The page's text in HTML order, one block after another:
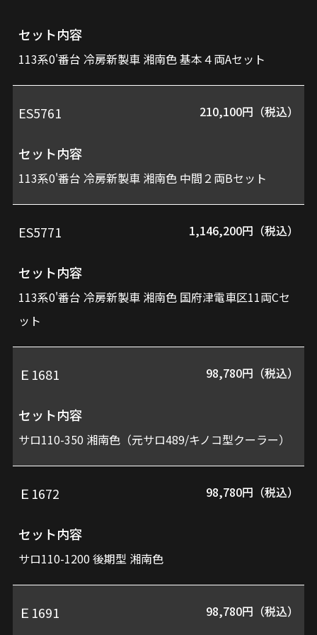
価
格
セット内容
113系0'番台 冷房新製車 湘南色 基本４両Aセット
ES5761 210,100円（税込）
セット内容
113系0'番台 冷房新製車 湘南色 中間２両Bセット
ES5771 1,146,200円（税込）
セット内容
113系0'番台 冷房新製車 湘南色 国府津電車区11両Cセ
ット
Ｅ1681 98,780円（税込）
セット内容
サロ110-350 湘南色（元サロ489/キノコ型クーラー）
Ｅ1672 98,780円（税込）
セット内容
サロ110-1200 後期型 湘南色
Ｅ1691 98,780円（税込）